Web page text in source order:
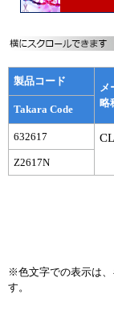
動画ライブラリー
Q&A
製品コード
メ
略
Takara Code
632617
Z2617N
※色文字での表示は
す。